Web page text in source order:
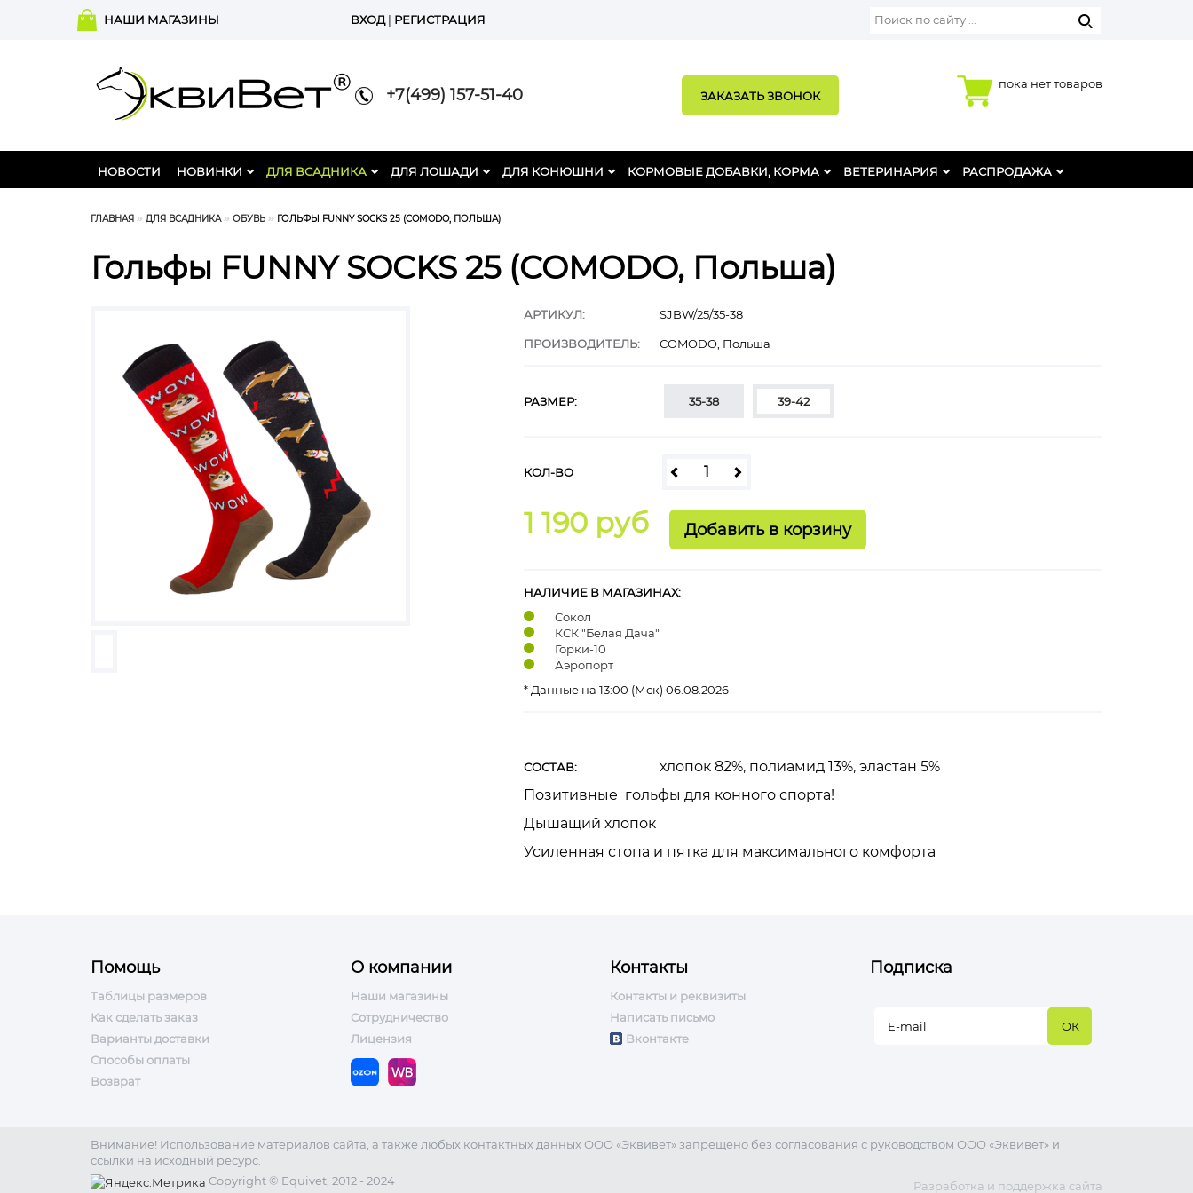
НАШИ МАГАЗИНЫ ВХОД| РЕГИСТРАЦИЯ
+7(499) 157-51-40 ЗАКАЗАТЬ ЗВОНОК
пока нет товаров
НОВОСТИ НОВИНКИ ДЛЯ ВСАДНИКА ДЛЯ ЛОШАДИ ДЛЯ КОНЮШНИ КОРМОВЫЕ ДОБАВКИ, КОРМА ВЕТЕРИНАРИЯ РАСПРОДАЖА
ГЛАВНАЯ ДЛЯ ВСАДНИКА ОБУВЬ ГОЛЬФЫ FUNNY SOCKS 25 (COMODO, ПОЛЬША)
Гольфы FUNNY SOCKS 25 (COMODO, Польша)
АРТИКУЛ: SJBW/25/35-38
ПРОИЗВОДИТЕЛЬ: COMODO, Польша
РАЗМЕР: 35-38 39-42
КОЛ-ВО
1 190 руб
НАЛИЧИЕ В МАГАЗИНАХ:
Сокол
КСК "Белая Дача"
Горки-10
Аэропорт
* Данные на 13:00 (Мск) 06.08.2026
СОСТАВ:
хлопок 82%, полиамид 13%, эластан 5%
Позитивные гольфы для конного спорта!
Дышащий хлопок
Усиленная стопа и пятка для максимального комфорта
Помощь
Таблицы размеров
Как сделать заказ
Варианты доставки
Способы оплаты
Возврат
О компании
Наши магазины
Сотрудничество
Лицензия
Контакты
Контакты и реквизиты
Написать письмо
Вконтакте
Подписка
Внимание! Использование материалов сайта, а также любых контактных данных ООО «Эквивет» запрещено без согласования с руководством ООО «Эквивет» и
ссылки на исходный ресурс.
Copyright © Equivet, 2012 - 2024
Разработка и поддержка сайта